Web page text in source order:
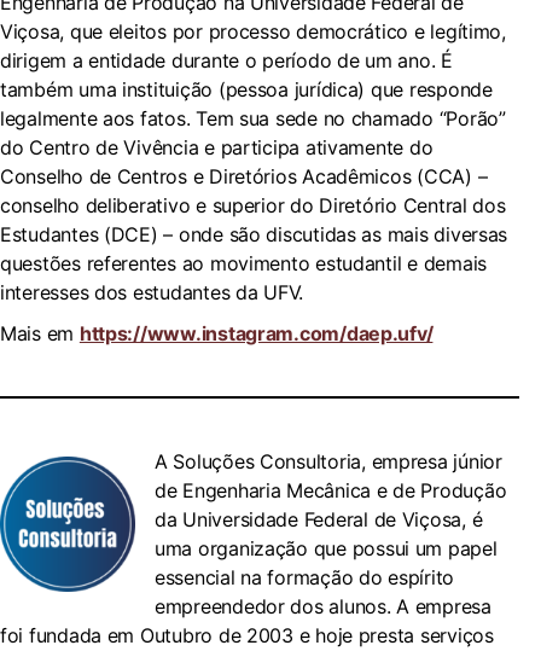
Viçosa, que eleitos por processo democrático e legítimo,
dirigem a entidade durante o período de um ano. É
também uma instituição (pessoa jurídica) que responde
legalmente aos fatos. Tem sua sede no chamado “Porão”
do Centro de Vivência e participa ativamente do
Conselho de Centros e Diretórios Acadêmicos (CCA) –
conselho deliberativo e superior do Diretório Central dos
Estudantes (DCE) – onde são discutidas as mais diversas
questões referentes ao movimento estudantil e demais
interesses dos estudantes da UFV.
Mais em https://www.instagram.com/daep.ufv/
A Soluções Consultoria, empresa júnior
de Engenharia Mecânica e de Produção
da Universidade Federal de Viçosa, é
uma organização que possui um papel
essencial na formação do espírito
empreendedor dos alunos. A empresa
foi fundada em Outubro de 2003 e hoje presta serviços